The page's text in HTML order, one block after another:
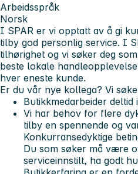
Arbeidsspråk
Norsk
I SPAR er vi opptatt av å gi
tilby god personlig service. I
tilhørighet og vi søker deg
beste lokale
hver eneste kunde.
Er du vår nye kollega? Vi
Butikkmedarbeider deltid
Vi har behov for flere
tilby en spennende og
Konkurransedyktige
Du som søker må være
serviceinnstilt, ha godt